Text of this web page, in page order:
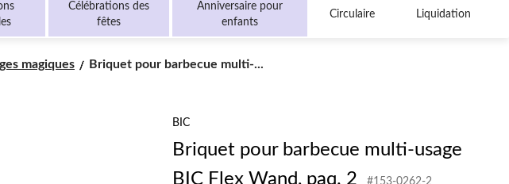
Célébrations des
fêtes
Anniversaire pour
enfants
Circulaire Liquidation
magiques
Briquet
Briquet pour barbecue multi-...
BIC
Briquet pour barbecue multi-usage
BIC Flex Wand, paq. 2
#153-0262-2